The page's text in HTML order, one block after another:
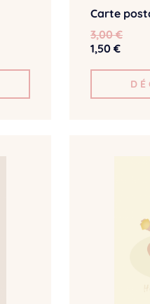
Carte
3,00 €
1,50 €